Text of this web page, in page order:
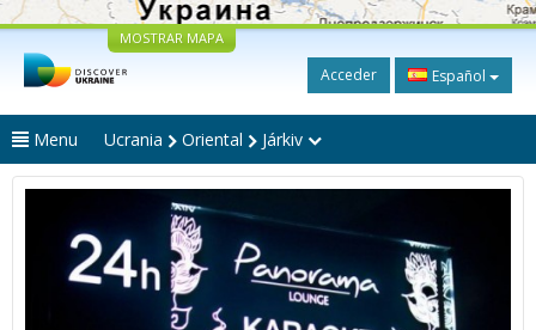
MOSTRAR MAPA
Acceder Español
Menu Ucrania Oriental Járkiv